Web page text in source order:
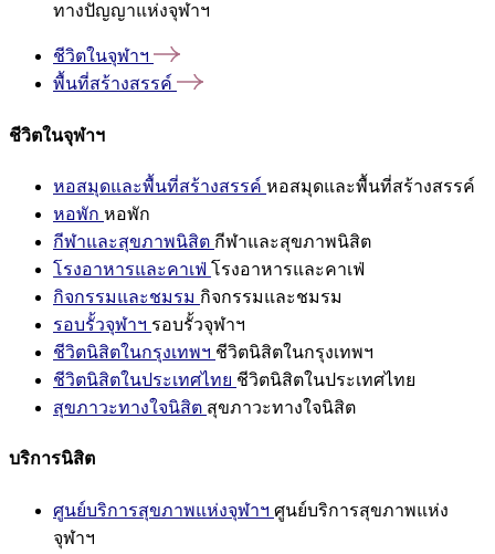
ทางปัญญาแห่งจุฬาฯ
ชีวิตในจุฬาฯ
พื้นที่สร้างสรรค์
ชีวิตในจุฬาฯ
หอสมุดและพื้นที่สร้างสรรค์ หอสมุดและพื้นที่สร้างสรรค์
หอพัก หอพัก
กีฬาและสุขภาพนิสิต กีฬาและสุขภาพนิสิต
โรงอาหารและคาเฟ่ โรงอาหารและคาเฟ่
กิจกรรมและชมรม กิจกรรมและชมรม
รอบรั้วจุฬาฯ รอบรั้วจุฬาฯ
ชีวิตนิสิตในกรุงเทพฯ ชีวิตนิสิตในกรุงเทพฯ
ชีวิตนิสิตในประเทศไทย ชีวิตนิสิตในประเทศไทย
สุขภาวะทางใจนิสิต สุขภาวะทางใจนิสิต
บริการนิสิต
ศูนย์บริการสุขภาพแห่งจุฬาฯ ศูนย์บริการสุขภาพแห่ง
จุฬาฯ